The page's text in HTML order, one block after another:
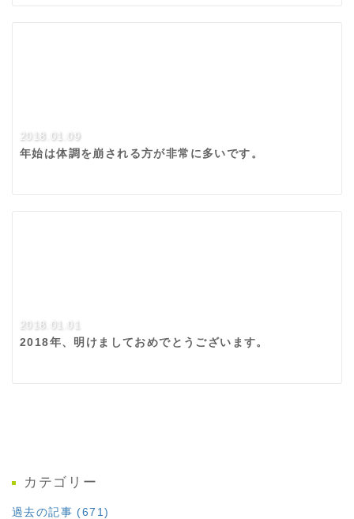
2018.01.09
年始は体調を崩される方が非常に多いです。
2018.01.01
2018年、明けましておめでとうございます。
カテゴリー
過去の記事 (671)